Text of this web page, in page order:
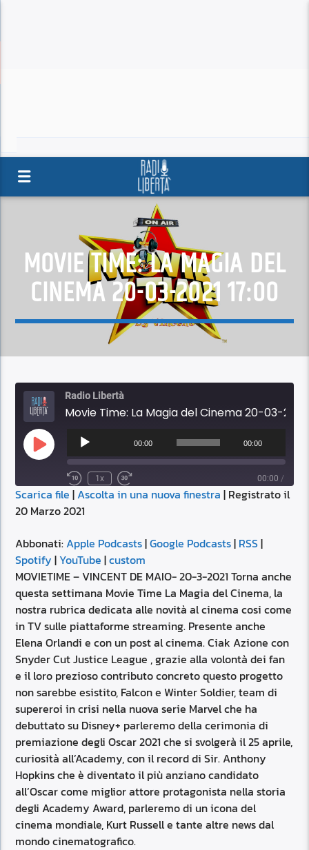
MOVIE TIME: LA MAGIA DEL
CINEMA 20-03-2021 17:00
Radio Libertà
Play
Episode
Audio
Player
00:00 00:00
1x 00:00 /
SUBSCRIBE SHARE
Apple Podcasts
YouTube
RSS FEED
SHARE
LINK
EMBED
Scarica file |Ascolta in una nuova finestra | Registrato il
20 Marzo 2021
Abbonati:Apple Podcasts|Google Podcasts| RSS|
Spotify | YouTube |custom
MOVIETIME – VINCENT DE MAIO- 20-3-2021 Torna anche
questa settimana Movie Time La Magia del Cinema, la
nostra rubrica dedicata alle novità al cinema cosi come
in TV sulle piattaforme streaming. Presente anche
Elena Orlandi e con un post al cinema. Ciak Azione con
Snyder Cut Justice League , grazie alla volontà dei fan
e il loro prezioso contributo concreto questo progetto
non sarebbe esistito, Falcon e Winter Soldier, team di
supereroi in crisi nella nuova serie Marvel che ha
debuttato su Disney+ parleremo della cerimonia di
premiazione degli Oscar 2021 che si svolgerà il 25 aprile,
curiosità all’Academy, con il record di Sir. Anthony
Hopkins che è diventato il più anziano candidato
all’Oscar come miglior attore protagonista nella storia
degli Academy Award, parleremo di un icona del
cinema mondiale, Kurt Russell e tante altre news dal
mondo cinematografico.